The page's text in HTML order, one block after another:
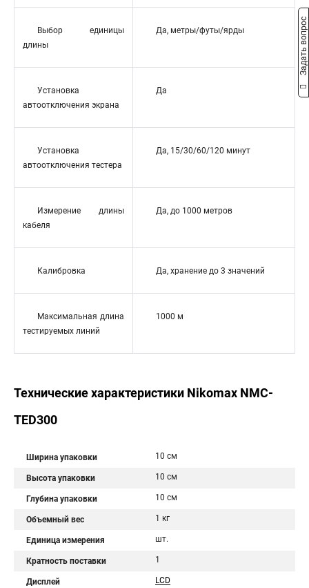
Выбор единицы
длины
Да, метры/футы/ярды
Установка
автоотключения экрана
Да
Установка
автоотключения тестера
Да, 15/30/60/120 минут
Измерение длины
кабеля
Да, до 1000 метров
Калибровка Да, хранение до 3 значений
Максимальная длина
тестируемых линий
1000 м
Технические характеристики Nikomax NMC-
TED300
Ширина упаковки 10 см
Высота упаковки 10 см
Глубина упаковки 10 см
Объемный вес 1 кг
Единица измерения шт.
Кратность поставки 1
Дисплей LCD
Задать вопрос